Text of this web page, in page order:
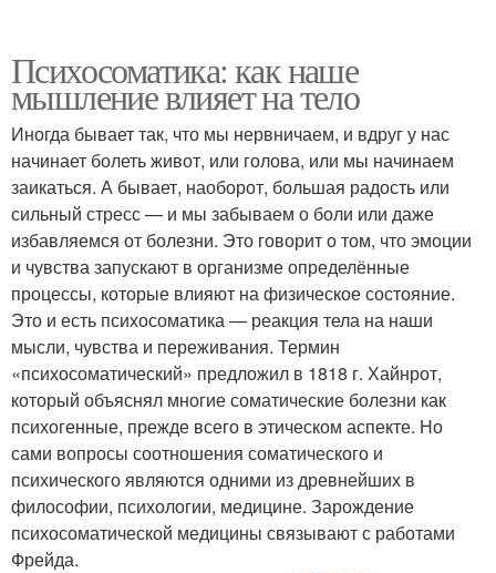
Психосоматика: как наше
мышление влияет на тело
Иногда бывает так, что мы нервничаем, и вдруг у нас
начинает болеть живот, или голова, или мы начинаем
заикаться. А бывает, наоборот, большая радость или
сильный стресс — и мы забываем о боли или даже
избавляемся от болезни. Это говорит о том, что эмоции
и чувства запускают в организме определённые
процессы, которые влияют на физическое состояние.
Это и есть психосоматика — реакция тела на наши
мысли, чувства и переживания. Термин
«психосоматический» предложил в 1818 г. Хайнрот,
который объяснял многие соматические болезни как
психогенные, прежде всего в этическом аспекте. Но
сами вопросы соотношения соматического и
психического являются одними из древнейших в
философии, психологии, медицине. Зарождение
психосоматической медицины связывают с работами
Фрейда.